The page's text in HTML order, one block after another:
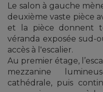
Le salon à gauche
deuxième vaste pièce
et la pièce donnent
véranda exposée sud-
accès à l'escalier.
Au premier étage,
mezzanine
cathédrale, puis